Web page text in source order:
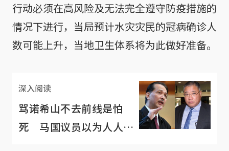
行动必须在高风险及无法完全遵守防疫措施的
情况下进行，当局预计水灾灾民的冠病确诊人
数可能上升，当地卫生体系将为此做好准备。
深入阅读
骂诺希山不去前线是怕
死 马国议员以为人人都